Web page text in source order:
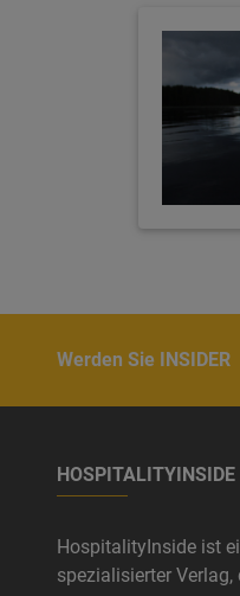
Werden Sie INSIDER
HOSPITALITYINSIDE
HospitalityInside ist
spezialisierter Verlag,